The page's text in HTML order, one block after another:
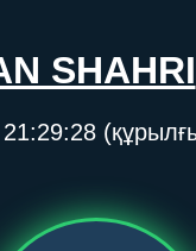
SHAHRI
21:29:28